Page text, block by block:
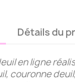
Détails du
en ligne
couronne